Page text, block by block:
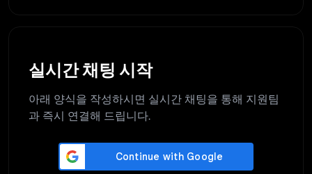
실시간 채팅 시작
아래 양식을 작성하시면 실시간 채팅을 통해 지원팀
과 즉시 연결해 드립니다.